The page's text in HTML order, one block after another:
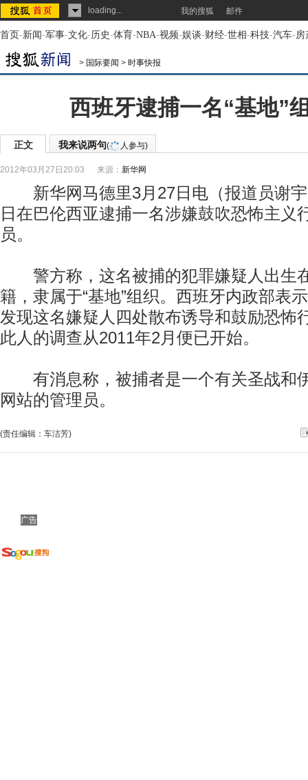
loading... 我的搜狐 邮件
首页-新闻-军事-文化-历史-体育-NBA-视频-娱谈-财经-世相-科技-汽车-房
> 国际要闻 > 时事快报
西班牙逮捕一名“基地”
正文 我来说两句( 人参与)
2012年03月27日20:03 来源： 新华网
新华网马德里3月27日电（报道员谢宇
日在巴伦西亚逮捕一名涉嫌鼓吹恐怖主义
员。
警方称，这名被捕的犯罪嫌疑人出生
籍，隶属于“基地”组织。西班牙内政部表
发现这名嫌疑人四处散布诱导和鼓励恐怖
此人的调查从2011年2月便已开始。
有消息称，被捕者是一个有关圣战和
网站的管理员。
(责任编辑：车洁芳)
广告